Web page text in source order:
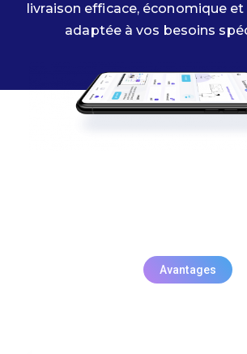
livraison efficace, économique
adaptée à vos besoins
Avantages